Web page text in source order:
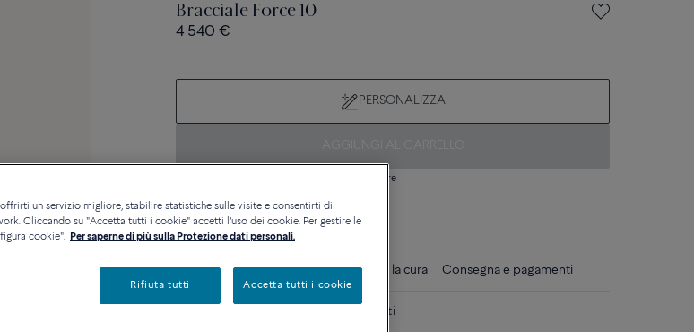
Bracciale Force 10
4 540 €
PERSONALIZZA
Contattataci per qualsiasi domanda sulle misure
Disponibilità in boutique
Descrizione Dettagli Consigli per la cura Consegna e pagamenti
Misura media in oro rosa 18k e diamanti
un servizio migliore, stabilire statistiche sulle visite e consentirti di
Cliccando su "Accetta tutti i cookie" accetti l'uso dei cookie. Per gestire le
cookie". Per saperne di più sulla Protezione dati personali.
Rifiuta tutti Accetta tutti i cookie